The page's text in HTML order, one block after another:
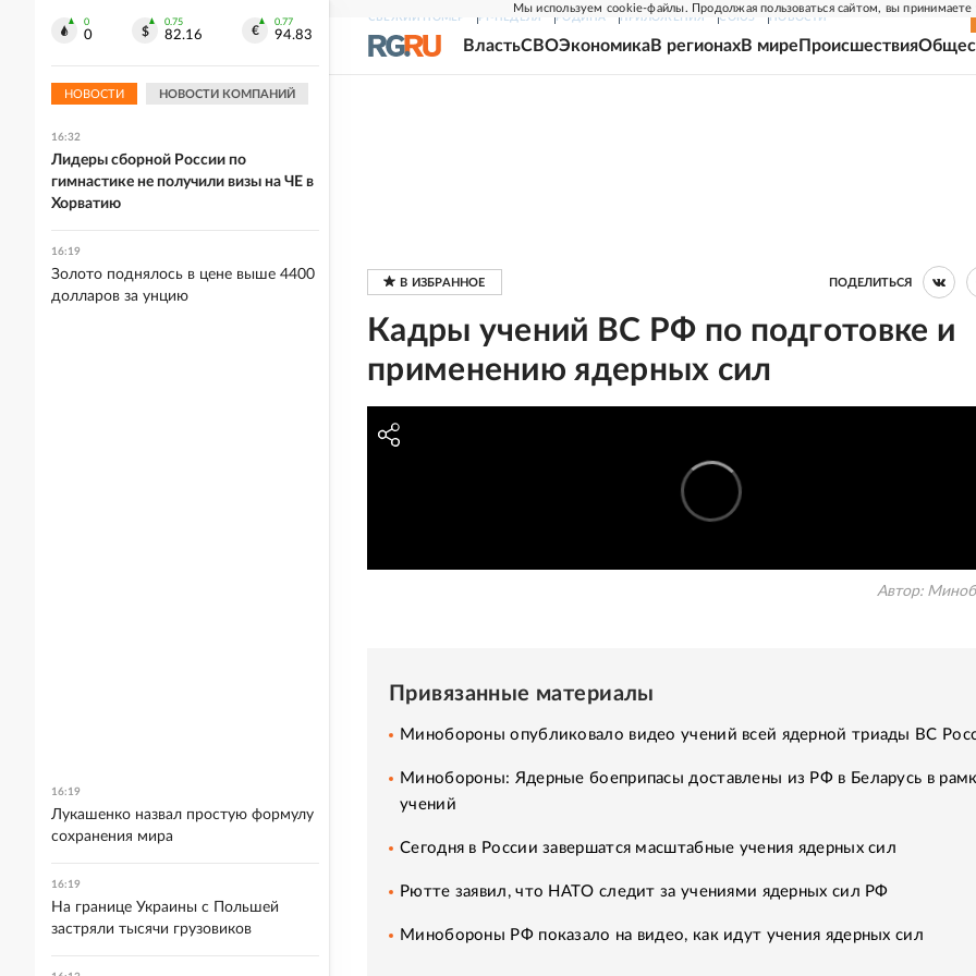
Мы используем cookie-файлы. Продолжая пользоваться сайтом, вы принимаете
СВЕЖИЙ НОМЕР РГ-НЕДЕЛЯ РОДИНА ПРИЛОЖЕНИЯ СОЮЗ НОВОСТИ
ВластьСВОЭкономикаВ регионахВ мире Происшествия
ПОДЕЛИТЬСЯ
Кадры учений ВС РФ по подготовке и
применению ядерных сил
Автор:
Привязанные материалы
Минобороны опубликовало видео учений всей ядерной триады ВС
Минобороны: Ядерные боеприпасы доставлены из РФ в Беларусь в
учений
Сегодня в России завершатся масштабные учения ядерных сил
Рютте заявил, что НАТО следит за учениями ядерных сил РФ
Минобороны РФ показало на видео, как идут учения ядерных сил
0
0
0.75
82.16
0.77
94.83
НОВОСТИ НОВОСТИ КОМПАНИЙ
блок не примет новых членов
16:32
Лидеры сборной России по
гимнастике не получили визы на ЧЕ в
Хорватию
16:19
Золото поднялось в цене выше 4400
долларов за унцию
16:19
Лукашенко назвал простую формулу
сохранения мира
16:19
На границе Украины с Польшей
застряли тысячи грузовиков